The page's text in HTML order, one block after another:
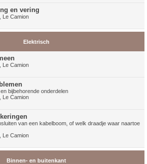
en vering
Le Camion
Elektrisch
Le Camion
bijbehorende onderdelen
Le Camion
van een kabelboom, of welk draadje waar naartoe
Le Camion
Binnen- en buitenkant